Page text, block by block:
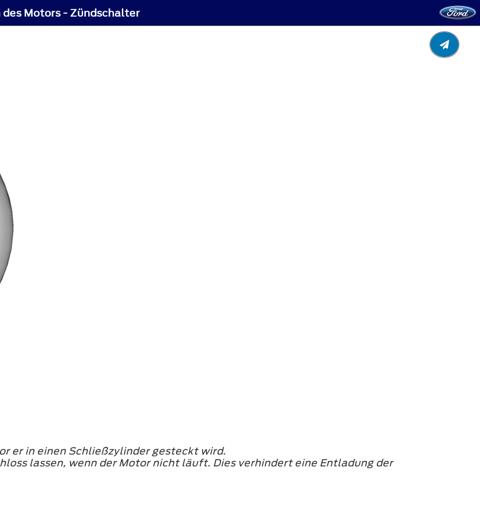
Motors - Zündschalter
er in einen Schließzylinder gesteckt wird.
lassen, wenn der Motor nicht läuft. Dies verhindert eine Entladung der